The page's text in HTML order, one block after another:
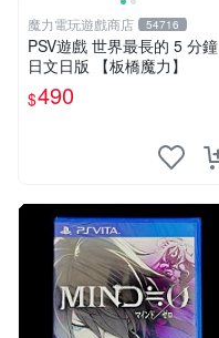
魔力電玩遊戲商店 54716
PSV遊戲 世界最長的 5 分鐘
日文日版 【板橋魔力】
$490